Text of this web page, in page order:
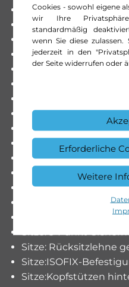
Cookies - sowohl eigene
wir Ihre
standardmäßig
wenn Sie diese
jederzeit in den
der Seite widerrufen oder
Erforderliche
Weitere
Lichtwarnsummer
Media: Digitales Radio
Media:Erweiterte
Mittelkonsole mit
Multifunktionsanzeige
PRE-SAFE
Parameterlenkung
Polster:Polsterung in
Regensensor für
Reifenreparatur-Set
Reiserechner
Scheibenwischer
Sitze: 3-Punkt-
Sitze: Rücksitzlehne
Sitze:ISOFIX-
Sitze:Kopfstützen